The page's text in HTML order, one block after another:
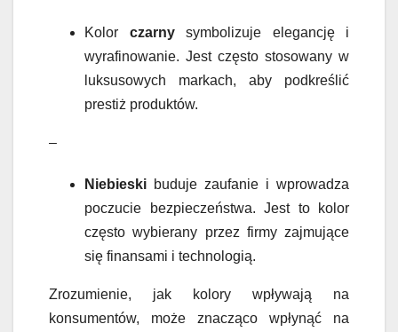
Kolor czarnysymbolizuje elegancję i
wyrafinowanie. Jest często stosowany w
luksusowych markach, aby podkreślić
prestiż produktów.
–
Niebieski buduje zaufanie i wprowadza
poczucie bezpieczeństwa. Jest to kolor
często wybierany przez firmy zajmujące
się finansami i technologią.
Zrozumienie, jak kolory wpływają na
konsumentów, może znacząco wpłynąć na